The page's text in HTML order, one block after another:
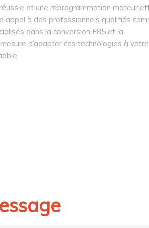
et une reprogrammation moteur
appel à des professionnels qualifiés
dans la conversion E85 et la
d’adapter ces technologies à votre